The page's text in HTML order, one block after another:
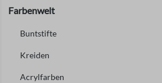
Farbenwelt
Buntstifte
Kreiden
Acrylfarben